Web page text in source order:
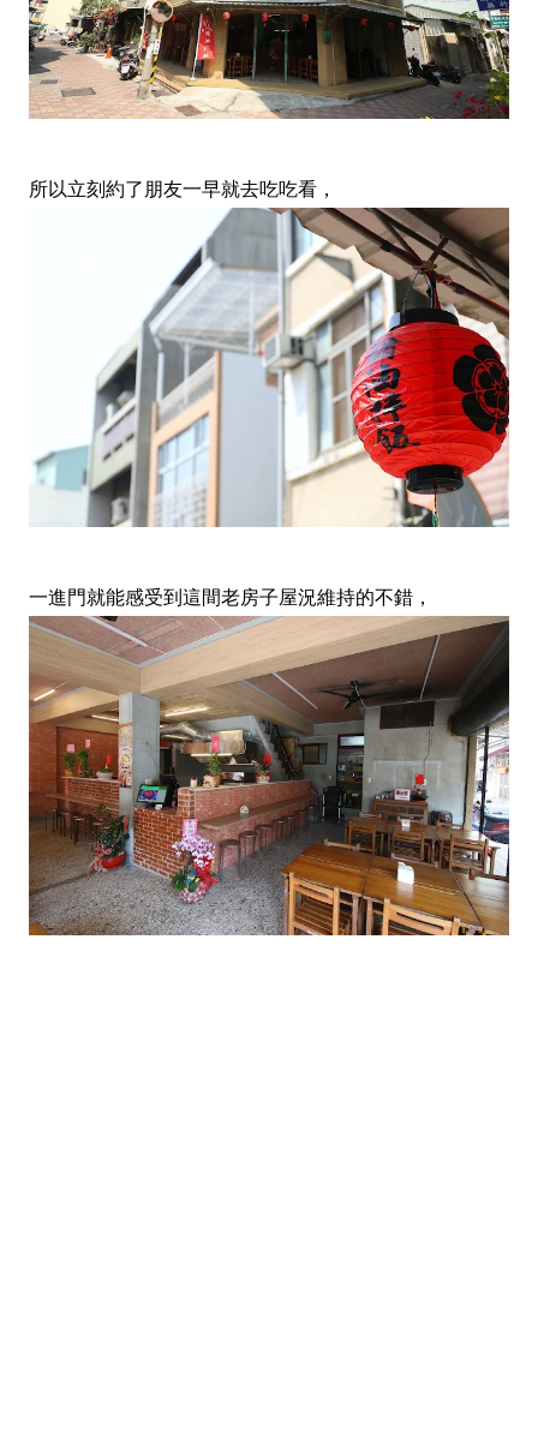
所以立刻約了朋友一早就去吃吃看，
一進門就能感受到這間老房子屋況維持的不錯，